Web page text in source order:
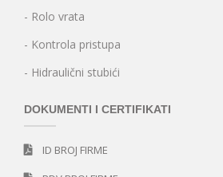
- Rolo vrata
- Kontrola pristupa
- Hidraulični stubići
DOKUMENTI I CERTIFIKATI
ID BROJ FIRME